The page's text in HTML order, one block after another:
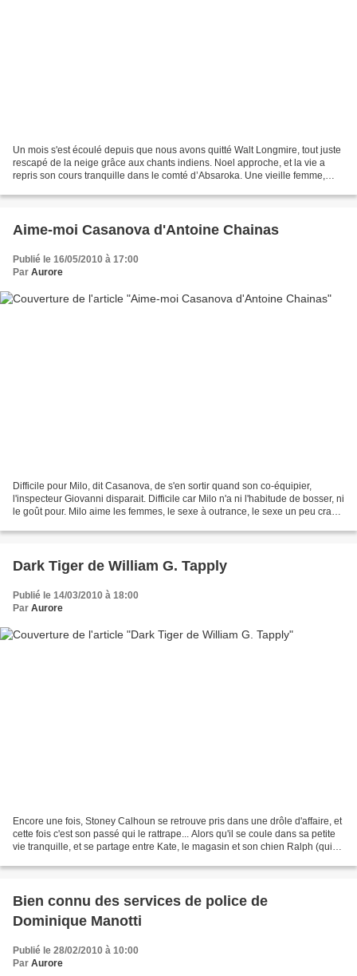
Un mois s'est écoulé depuis que nous avons quitté Walt Longmire, tout juste
rescapé de la neige grâce aux chants indiens. Noel approche, et la vie a
repris son cours tranquille dans le comté d’Absaroka. Une vieille femme,
Aime-moi Casanova d'Antoine Chainas
Publié le 16/05/2010 à 17:00
Par Aurore
Difficile pour Milo, dit Casanova, de s'en sortir quand son co-équipier,
l'inspecteur Giovanni disparait. Difficile car Milo n'a ni l'habitude de bosser, ni
le goût pour. Milo aime les femmes, le sexe à outrance, le sexe un peu crade
Dark Tiger de William G. Tapply
Publié le 14/03/2010 à 18:00
Par Aurore
Encore une fois, Stoney Calhoun se retrouve pris dans une drôle d'affaire, et
cette fois c'est son passé qui le rattrape... Alors qu'il se coule dans sa petite
vie tranquille, et se partage entre Kate, le magasin et son chien Ralph (qui
Bien connu des services de police de
Dominique Manotti
Publié le 28/02/2010 à 10:00
Par Aurore